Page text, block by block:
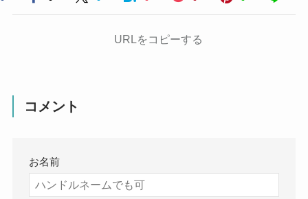
URLをコピーする
コメント
お名前